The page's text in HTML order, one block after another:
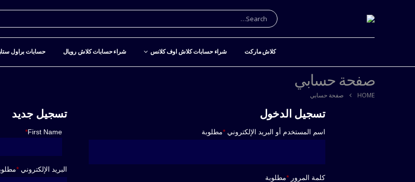
كلاش ماركت شراء حسابات كلاش اوف كلانس شراء حسابات كلاش رويال حسابات براول
صفحة حسابي
HOME صفحة حسابي
تسجيل الدخول
اسم المستخدم أو البريد الإلكتروني *مطلوبة
كلمة المرور *مطلوبة
تسجيل جديد
First Name
*
البريد الإلكتروني *